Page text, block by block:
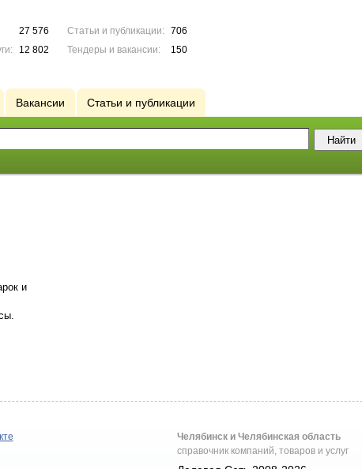
27 576
12 802
Статьи и публикации:
706
Тендеры и вакансии:
150
Вакансии Статьи и публикации
и
Челябинск и Челябинская область
справочник компаний, товаров и услуг